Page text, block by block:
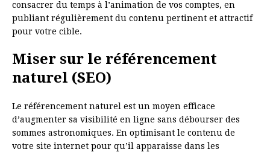
consacrer du temps à l’animation de vos comptes, en
publiant régulièrement du contenu pertinent et attractif
pour votre cible.
Miser sur le référencement
naturel (SEO)
Le référencement naturel est un moyen efficace
d’augmenter sa visibilité en ligne sans débourser des
sommes astronomiques. En optimisant le contenu de
votre site internet pour qu’il apparaisse dans les